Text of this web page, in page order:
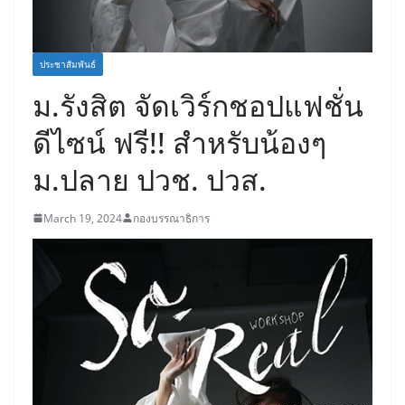
ประชาสัมพันธ์
ม.รังสิต จัดเวิร์กชอปแฟชั่น
ดีไซน์ ฟรี!! สำหรับน้องๆ
ม.ปลาย ปวช. ปวส.
March 19, 2024 กองบรรณาธิการ